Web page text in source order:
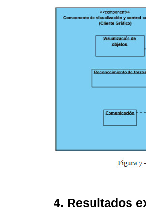
4. Resultados